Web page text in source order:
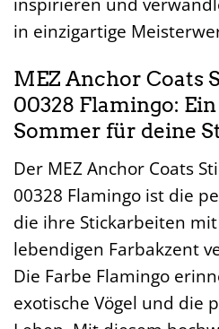
in einzigartige
MEZ Anchor Coats
00328 Flamingo:
Sommer für deine
Der MEZ Anchor Coats
00328 Flamingo ist die
die ihre Stickarbeiten
lebendigen Farbakzent
Die Farbe Flamingo
exotische Vögel und die